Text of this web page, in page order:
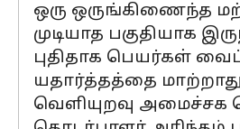
ஒரு ஒருங்கிணைந்த
முடியாத பகுதியாக
புதிதாக பெயர்கள்
யதார்த்தத்தை
வெளியுறவு அமைச்சக